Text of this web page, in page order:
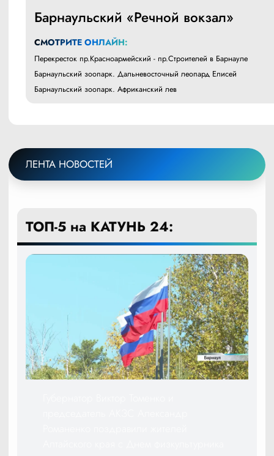
Барнаульский «Речной вокзал»
СМОТРИТЕ ОНЛАЙН:
Перекресток пр.Красноармейский - пр.Строителей в Барнауле
Барнаульский зоопарк. Дальневосточный леопард Елисей
Барнаульский зоопарк. Африканский лев
ЛЕНТА НОВОСТЕЙ
ТОП-5 на КАТУНЬ 24: